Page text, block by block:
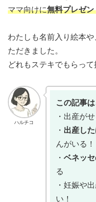
ママ向けに無料プレゼ
わたしも名前入り絵本
ただきました。
どれもステキでもらって
ハルチコ
この記事
・出産が
・ 出産し
んがいる！
・ ベネッ
る
・妊娠や
い！